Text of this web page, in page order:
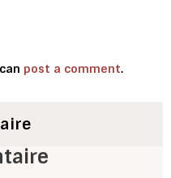
post a comment.